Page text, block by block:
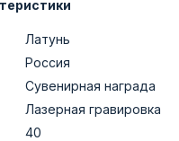
Латунь
Россия
Сувенирная награда
Лазерная гравировка
40